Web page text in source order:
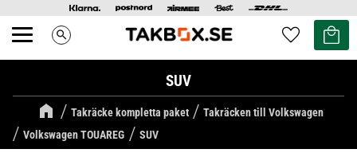
Meny search Favoriter
Kundvagn
SUV
Takräcke kompletta paket
Takräcken till Volkswagen
Volkswagen TOUAREG
SUV